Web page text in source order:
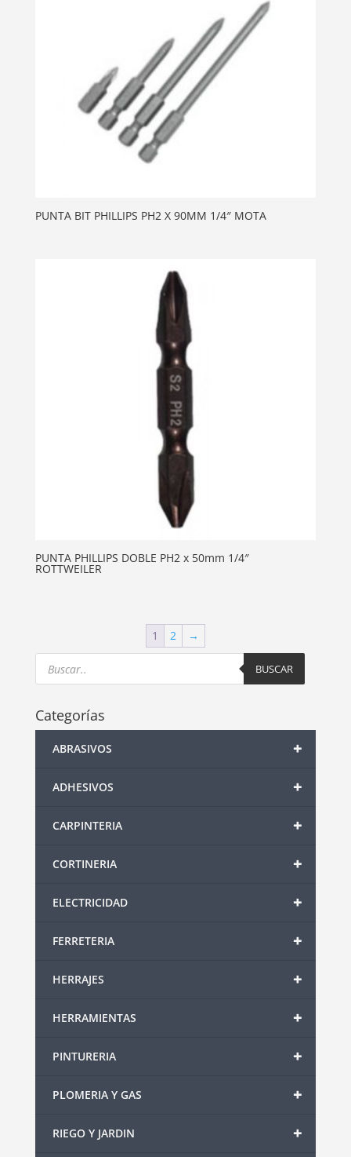
PUNTA BIT PHILLIPS PH2 X 90MM 1/4″ MOTA
PUNTA PHILLIPS DOBLE PH2 x 50mm 1/4″
ROTTWEILER
1 2
→
Products
search BUSCAR
Categorías
+
ABRASIVOS
+
ADHESIVOS
+
CARPINTERIA
+
CORTINERIA
+
ELECTRICIDAD
+
FERRETERIA
+
HERRAJES
+
HERRAMIENTAS
+
PINTURERIA
+
PLOMERIA Y GAS
+
RIEGO Y JARDIN